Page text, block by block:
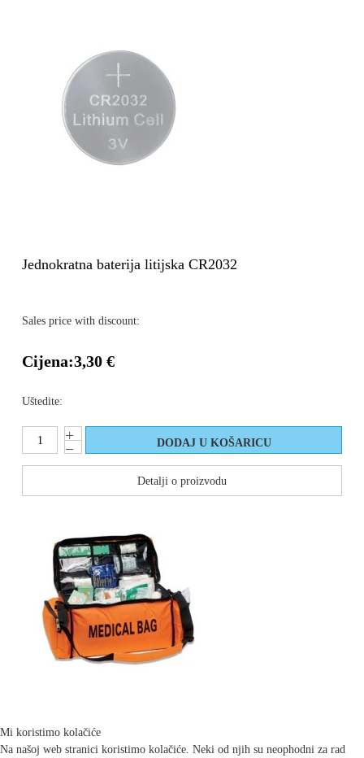
Jednokratna baterija litijska CR2032
Sales price with discount:
Cijena:3,30 €
Uštedite:
Detalji o proizvodu
Mi koristimo kolačiće
Na našoj web stranici koristimo kolačiće. Neki od njih su neophodni za rad